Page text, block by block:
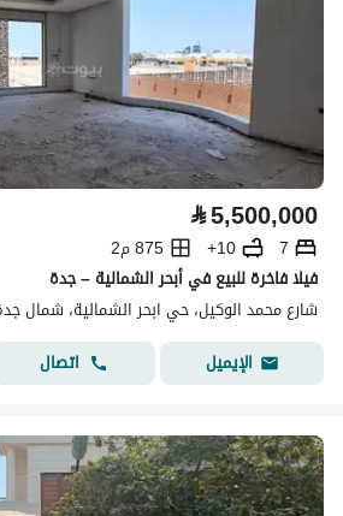
⃁5,500,000
7
10+
875 م2
فيلا فاخرة للبيع في أبحر الشمالية – جدة
شارع محمد الوكيل، حي ابحر الشمالية، شمال
الإيميل
اتصال